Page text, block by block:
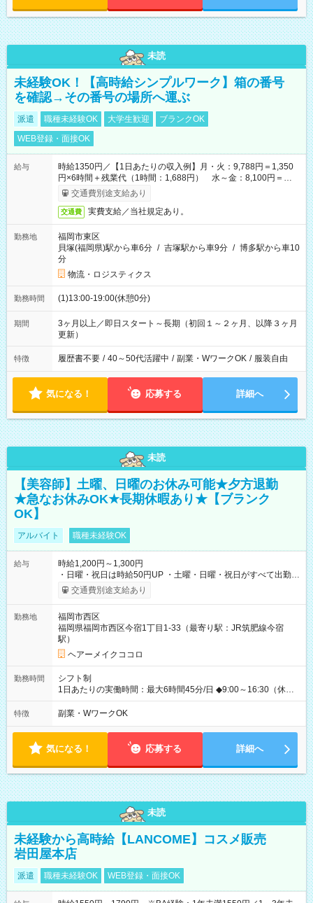
未読
未経験OK！【高時給シンプルワーク】箱の番号
を確認→その番号の場所へ運ぶ
派遣 職種未経験OK 大学生歓迎
ブランクOK
WEB登録・面接OK
給与
時給1350円／【1日あたりの収入例】月・火：9,788円＝1,350
円×6時間＋残業代（1時間：1,688円） 水～金：8,100円＝
1,350円×6時間
交通費別途支給あり
交通費 実費支給／当社規定あり。
勤務地
福岡市東区
貝塚(福岡県)駅から車6分 / 吉塚駅から車9分 / 博多駅から車10
分
物流・ロジスティクス
勤務時間 (1)13:00-19:00(休憩0分)
期間
3ヶ月以上／即日スタート～長期（初回１～２ヶ月、以降３ヶ月
更新）
特徴 履歴書不要 / 40～50代活躍中 / 副業・WワークOK / 服装自由
気になる！ 応募する 詳細へ
未読
【美容師】土曜、日曜のお休み可能★夕方退勤
★急なお休みOK★長期休暇あり★【ブランク
OK】
アルバイト 職種未経験OK
給与
時給1,200円～1,300円
・日曜・祝日は時給50円UP ・土曜・日曜・祝日がすべて出勤可
能な方は、日曜・祝日の時給1,300円（入社から半年間は時給
1,250円になります) 【試用期間】試用期間あり 試用期間の長
ます。 雇用形態：本採用時と同じです。 給与：時給 1,200
円 ～ 1,250円
交通費別途支給あり
勤務地
福岡市西区
福岡県福岡市西区今宿1丁目1-33（最寄り駅：JR筑肥線今宿
駅）
ヘアーメイクココロ
勤務時間
シフト制
1日あたりの実働時間：最大6時間45分/日 ◆9:00～16:30（休憩
45分） ◇週2日~OK！！ ◆残業レッスン一切なし ◇休みの日の
講習参加、モデルハント一切なし ☆★☆★☆★☆★☆ 上記の条件
ご希望があったらぜひご相談ください！ もちろん、週の出勤日
数も相談OKです！ ☆★☆★☆★☆★☆★☆
特徴 副業・WワークOK
気になる！ 応募する 詳細へ
未読
未経験から高時給【LANCOME】コスメ販売
岩田屋本店
派遣 職種未経験OK WEB登録・面接OK